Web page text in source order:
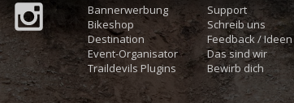
Bannerwerbung
Bikeshop
Destination
Event-Organisator
Traildevils Plugins
Support
Schreib uns
Feedback / Ideen
Das sind wir
Bewirb dich